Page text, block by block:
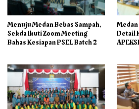
Menuju Medan Bebas Sampah,
Sekda Ikuti Zoom Meeting
Bahas Kesiapan PSEL Batch 2
Detail